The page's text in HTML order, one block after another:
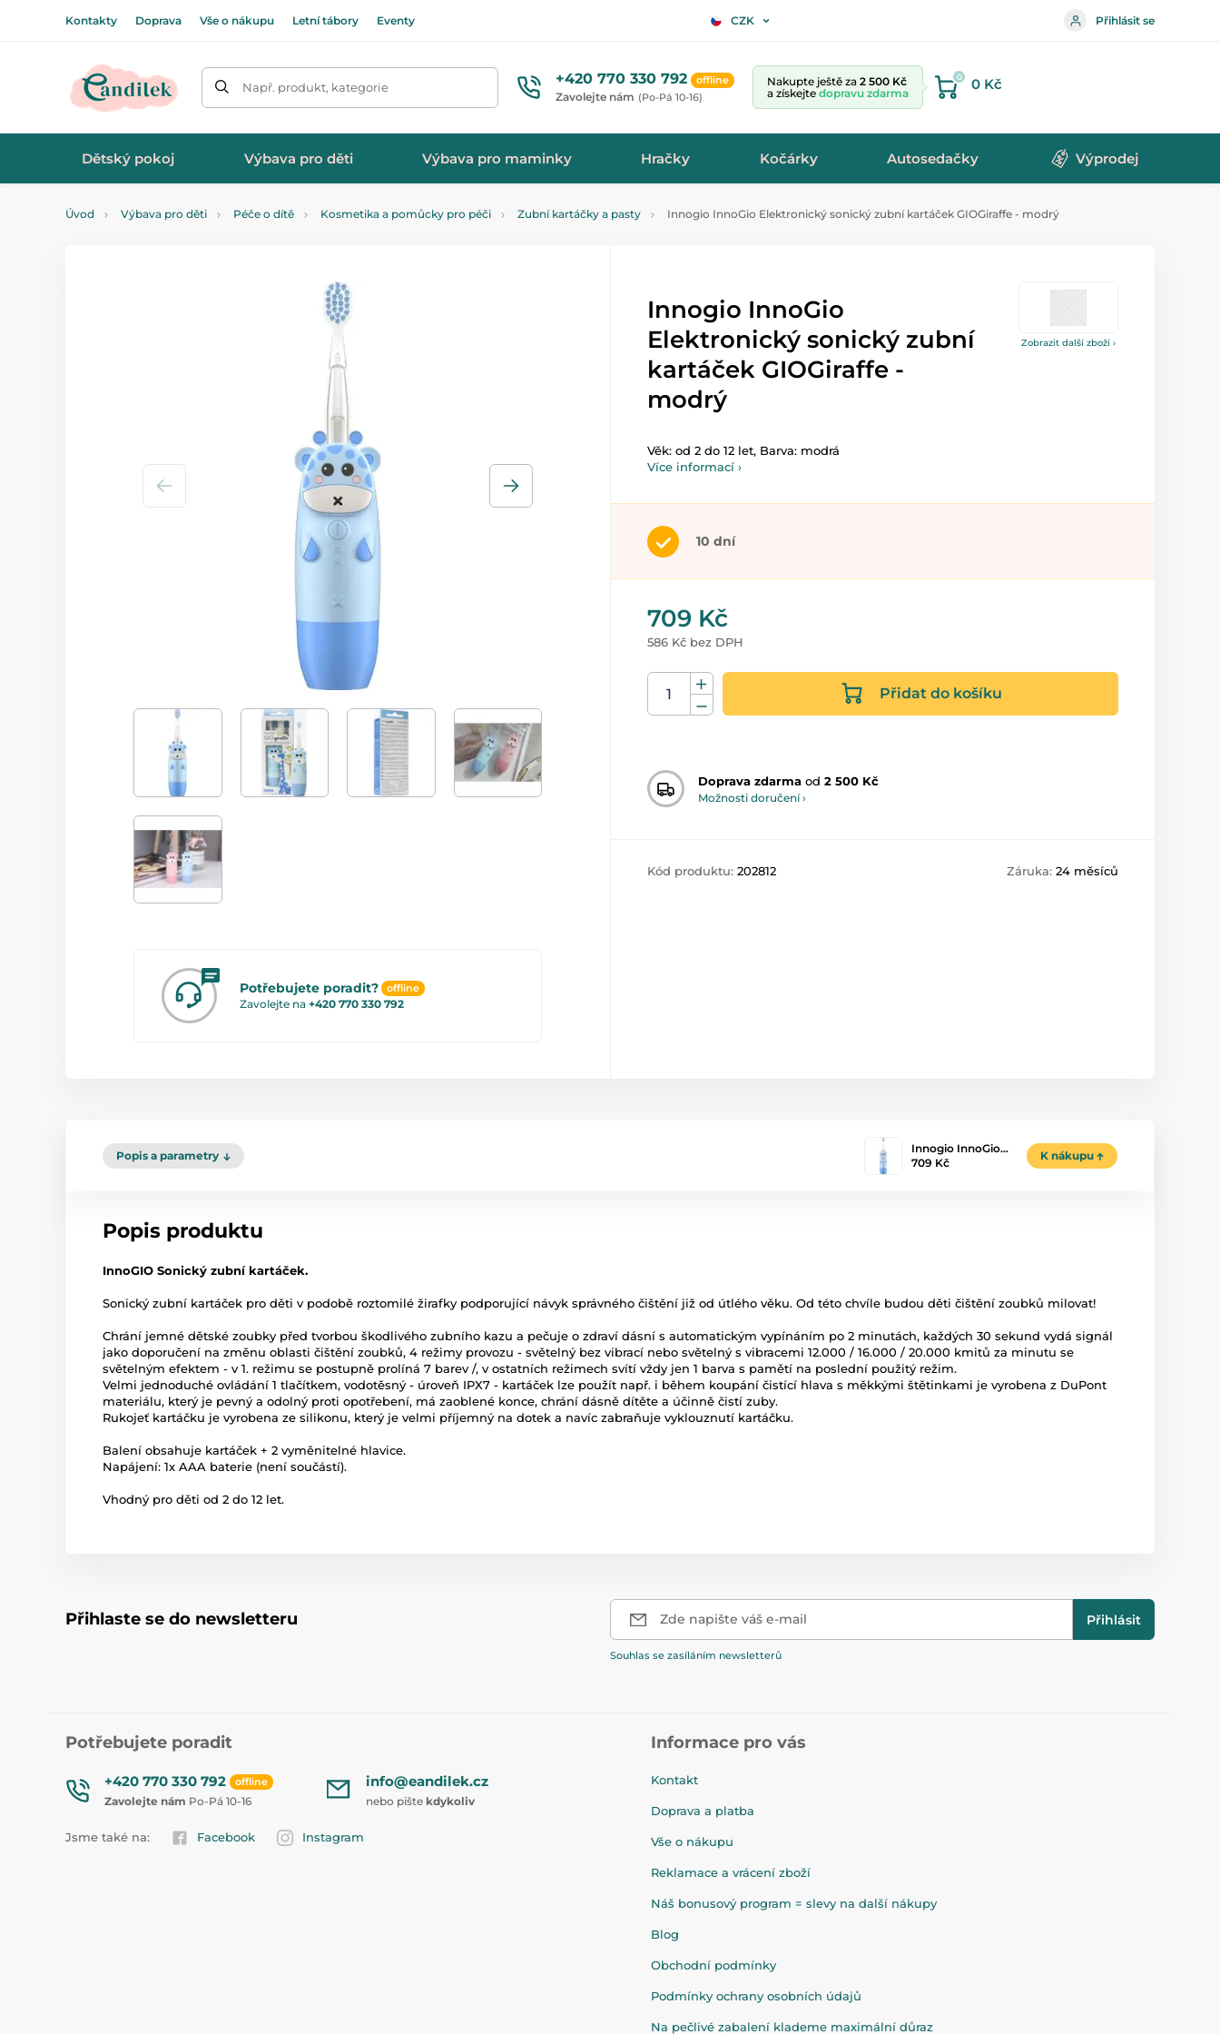
Kontakty Doprava Vše o nákupu Letní tábory Eventy CZK Přihlásit se
Např. produkt, kategorie +420 770 330 792 offline
Zavolejte nám (Po-Pá 10-16)
Nakupte ještě za 2 500 Kč
a získejte dopravu zdarma
0 0 Kč
Dětský pokoj Výbava pro děti Výbava pro maminky Hračky Kočárky Autosedačky Výprodej
Úvod Výbava pro děti Péče o dítě Kosmetika a pomůcky pro péči Zubní kartáčky a pasty Innogio InnoGio Elektronický sonický zubní kartáček GIOGiraffe - modrý
Zobrazit další zboží ›
Potřebujete poradit? offline
Zavolejte na +420 770 330 792
Innogio InnoGio
Elektronický sonický zubní
kartáček GIOGiraffe -
modrý
Věk: od 2 do 12 let, Barva: modrá
Více informací ›
10 dní
709 Kč
586 Kč bez DPH
Přidat do košíku
Doprava zdarma od 2 500 Kč
Možnosti doručení ›
Kód produktu: 202812 Záruka: 24 měsíců
Popis a parametry
Innogio InnoGio…
709 Kč
K nákupu
Popis produktu
InnoGIO Sonický zubní kartáček.
Sonický zubní kartáček pro děti v podobě roztomilé žirafky podporující návyk správného čištění již od útlého věku. Od této chvíle budou děti čištění zoubků milovat!
Chrání jemné dětské zoubky před tvorbou škodlivého zubního kazu a pečuje o zdraví dásní s automatickým vypínáním po 2 minutách, každých 30 sekund vydá signál
jako doporučení na změnu oblasti čištění zoubků, 4 režimy provozu - světelný bez vibrací nebo světelný s vibracemi 12.000 / 16.000 / 20.000 kmitů za minutu se
světelným efektem - v 1. režimu se postupně prolíná 7 barev /, v ostatních režimech svítí vždy jen 1 barva s pamětí na poslední použitý režim.
Velmi jednoduché ovládání 1 tlačítkem, vodotěsný - úroveň IPX7 - kartáček lze použít např. i během koupání čistící hlava s měkkými štětinkami je vyrobena z DuPont
materiálu, který je pevný a odolný proti opotřebení, má zaoblené konce, chrání dásně dítěte a účinně čistí zuby.
Rukojeť kartáčku je vyrobena ze silikonu, který je velmi příjemný na dotek a navíc zabraňuje vyklouznutí kartáčku.
Balení obsahuje kartáček + 2 vyměnitelné hlavice.
Napájení: 1x AAA baterie (není součástí).
Vhodný pro děti od 2 do 12 let.
Přihlaste se do newsletteru Zde napište váš e-mail Přihlásit
Souhlas se zasíláním newsletterů
Potřebujete poradit
+420 770 330 792 offline
Zavolejte nám Po-Pá 10-16
info@eandilek.cz
nebo pište kdykoliv
Jsme také na: Facebook Instagram
Informace pro vás
Kontakt
Doprava a platba
Vše o nákupu
Reklamace a vrácení zboží
Náš bonusový program = slevy na další nákupy
Blog
Obchodní podmínky
Podmínky ochrany osobních údajů
Na pečlivé zabalení klademe maximální důraz